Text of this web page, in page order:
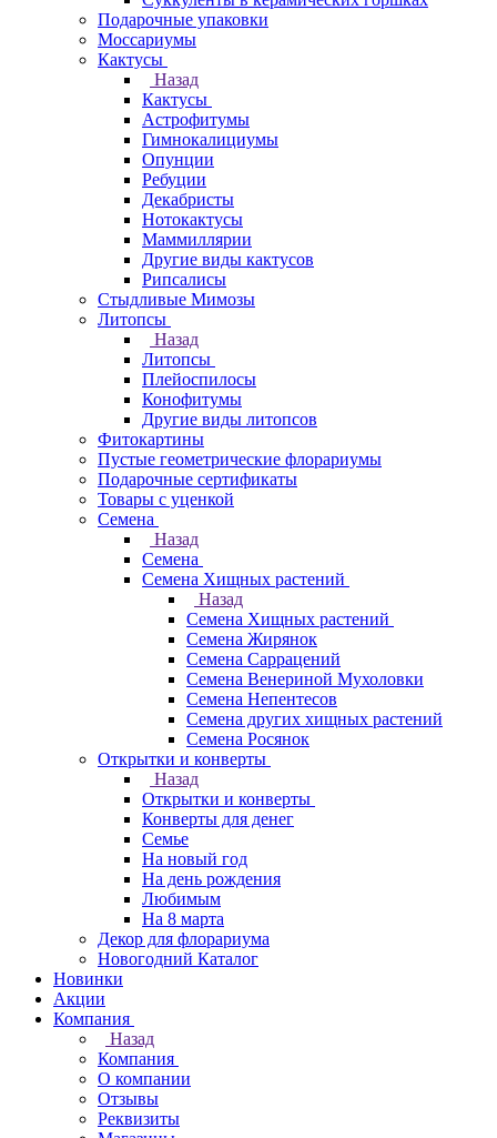
Подарочные упаковки
Моссариумы
Кактусы
Назад
Кактусы
Астрофитумы
Гимнокалициумы
Опунции
Ребуции
Декабристы
Нотокактусы
Маммиллярии
Другие виды кактусов
Рипсалисы
Стыдливые Мимозы
Литопсы
Назад
Литопсы
Плейоспилосы
Конофитумы
Другие виды литопсов
Фитокартины
Пустые геометрические флорариумы
Подарочные сертификаты
Товары с уценкой
Семена
Назад
Семена
Семена Хищных растений
Назад
Семена Хищных растений
Семена Жирянок
Семена Саррацений
Семена Венериной Мухоловки
Семена Непентесов
Семена других хищных растений
Семена Росянок
Открытки и конверты
Назад
Открытки и конверты
Конверты для денег
Семье
На новый год
На день рождения
Любимым
На 8 марта
Декор для флорариума
Новогодний Каталог
Новинки
Акции
Компания
Назад
Компания
О компании
Отзывы
Реквизиты